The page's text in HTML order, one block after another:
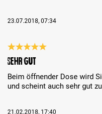
23.07.2018, 07:34
Bewertung mit 5 von 5
sehr gut
Beim öffnender Dose wird
und scheint auch sehr gut
21.02.2018, 17:40